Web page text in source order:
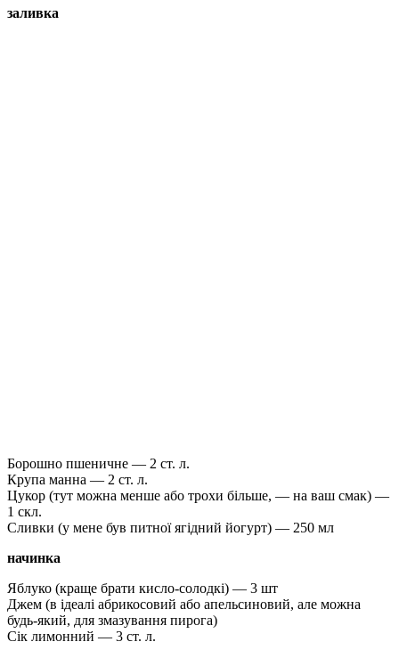
заливка
Борошно пшеничне — 2 ст. л.
Крупа манна — 2 ст. л.
Цукор (тут можна менше або трохи більше, — на ваш смак) —
1 скл.
Сливки (у мене був питної ягідний йогурт) — 250 мл
начинка
Яблуко (краще брати кисло-солодкі) — 3 шт
Джем (в ідеалі абрикосовий або апельсиновий, але можна
будь-який, для змазування пирога)
Сік лимонний — 3 ст. л.